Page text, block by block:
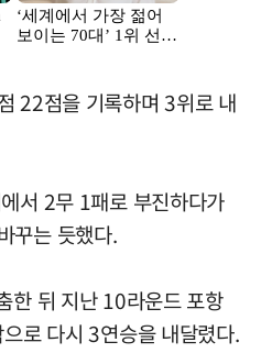
22점을 기록하며 3위로 내
서 2무 1패로 부진하다가
꾸는 듯했다.
한 뒤 지난 10라운드 포항
로 다시 3연승을 내달렸다.